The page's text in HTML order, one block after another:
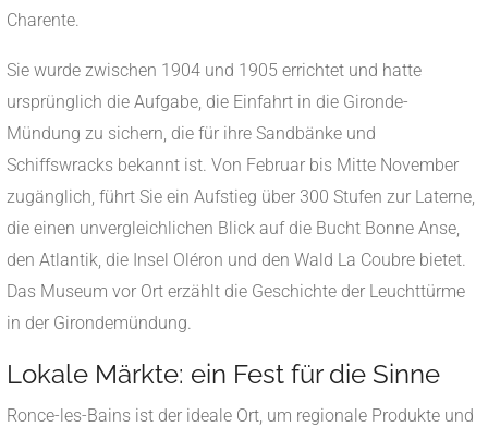
Charente.
Sie wurde zwischen 1904 und 1905 errichtet und hatte
ursprünglich die Aufgabe, die Einfahrt in die Gironde-
Mündung zu sichern, die für ihre Sandbänke und
Schiffswracks bekannt ist. Von Februar bis Mitte November
zugänglich, führt Sie ein Aufstieg über 300 Stufen zur Laterne,
die einen unvergleichlichen Blick auf die Bucht Bonne Anse,
den Atlantik, die Insel Oléron und den Wald La Coubre bietet.
Das Museum vor Ort erzählt die Geschichte der Leuchttürme
in der Girondemündung.
Lokale Märkte: ein Fest für die Sinne
Ronce-les-Bains ist der ideale Ort, um regionale Produkte und